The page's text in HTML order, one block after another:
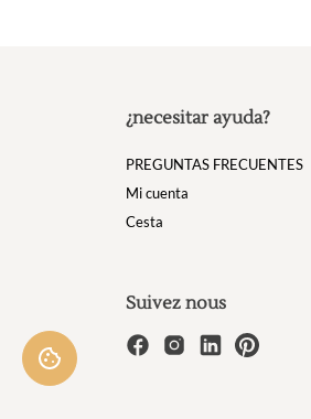
¿necesitar ayuda?
PREGUNTAS FRECUENTES
Mi cuenta
Cesta
Suivez nous